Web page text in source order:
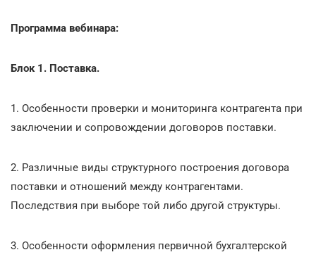
Программа вебинара:
Блок 1. Поставка.
1. Особенности проверки и мониторинга контрагента при
заключении и сопровождении договоров поставки.
2. Различные виды структурного построения договора
поставки и отношений между контрагентами.
Последствия при выборе той либо другой структуры.
3. Особенности оформления первичной бухгалтерской